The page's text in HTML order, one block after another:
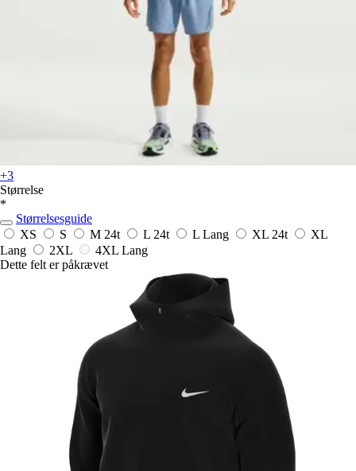
+3
Størrelse
*
Størrelsesguide
XS
S M 24t L 24t L Lang XL 24t
XL
Lang
2XL
4XL Lang
Dette felt er påkrævet